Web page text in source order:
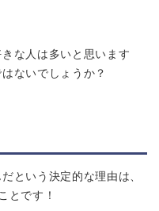
な人は多いと思います
ないでしょうか？
という決定的な理由は、
とです！